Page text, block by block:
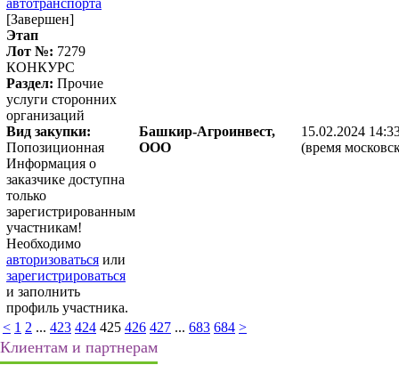
< 1 2 ... 423 424 425 426 427 ... 683 684 >
[Завершен]
Этап
Лот №: 7279
КОНКУРС
Раздел: Прочие
услуги сторонних
организаций
Вид закупки:
Попозиционная
Информация о
заказчике доступна
только
зарегистрированным
участникам!
Необходимо
авторизоваться или
зарегистрироваться
и заполнить
профиль участника.
Башкир-Агроинвест,
ООО
15.02.2024
(время
Клиентам и партнерам